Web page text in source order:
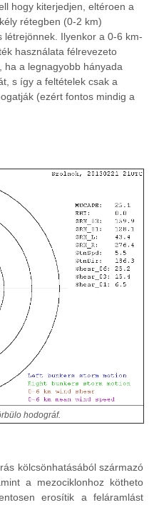
hogy kiterjedjen, eltéroen a
rétegben (0-2 km)
létrejönnek. Ilyenkor a 0-6 km-
használata félrevezeto
ha a legnagyobb hányada
s így a feltételek csak a
(ezért fontos mindig a
hodográf.
kölcsönhatásából származó
a mezociklonhoz kötheto
erosítik a feláramlást